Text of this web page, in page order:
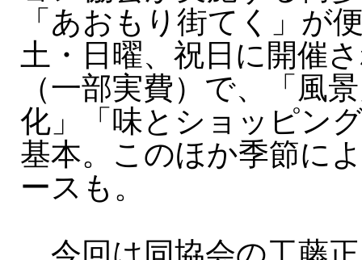
「あおもり街てく」が
土・日曜、祝日に開催
（一部実費）で、「風
化」「味とショッピン
基本。このほか季節に
ースも。